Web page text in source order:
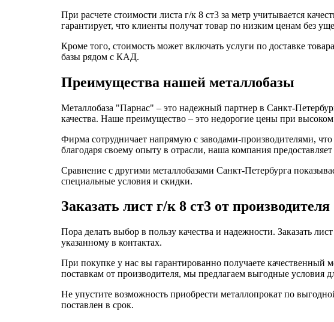
При расчете стоимости листа г/к 8 ст3 за метр учитывается
гарантирует, что клиенты получат товар по низким ценам без
Кроме того, стоимость может включать услуги по доставке
базы рядом с КАД.
Преимущества нашей металлобазы
Металлобаза "Парнас" – это надежный партнер в Санкт-
качества. Наше преимущество – это недорогие цены при
Фирма сотрудничает напрямую с заводами-производителями,
благодаря своему опыту в отрасли, наша компания
Сравнение с другими металлобазами Санкт-Петербурга
специальные условия и скидки.
Заказать лист г/к 8 ст3 от производителя
Пора делать выбор в пользу качества и надежности. Заказать
указанному в контактах.
При покупке у нас вы гарантированно получаете качественный
поставкам от производителя, мы предлагаем выгодные условия
Не упустите возможность приобрести металлопрокат по
поставлен в срок.